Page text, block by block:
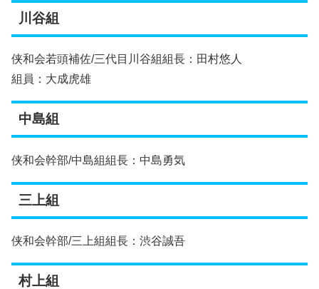
川谷組
侠和会若頭補佐/三代目川谷組組長：田村悠人
組員：大成虎雄
中島組
侠和会幹部/中島組組長：中島勇気
三上組
侠和会幹部/三上組組長：渋谷誠吾
村上組